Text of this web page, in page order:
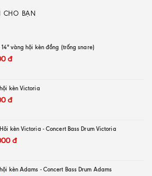
CHO BẠN
14" vàng hội kèn đồng (trống snare)
đ
kèn Victoria
đ
kèn Victoria - Concert Bass Drum Victoria
đ
kèn Adams - Concert Bass Drum Adams